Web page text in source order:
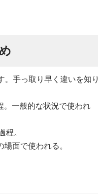
。手っ取り早く違いを知り
。一般的な状況で使われ
程。
面で使われる。